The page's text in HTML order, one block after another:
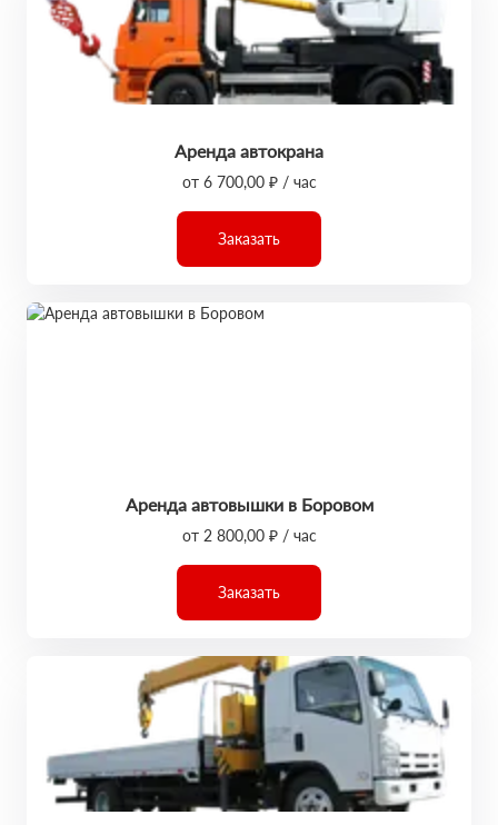
Аренда автокрана
от 6 700,00 ₽ / час
Заказать
Аренда автовышки в Боровом
от 2 800,00 ₽ / час
Заказать